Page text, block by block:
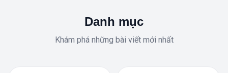
Danh mục
Khám phá những bài viết mới nhất